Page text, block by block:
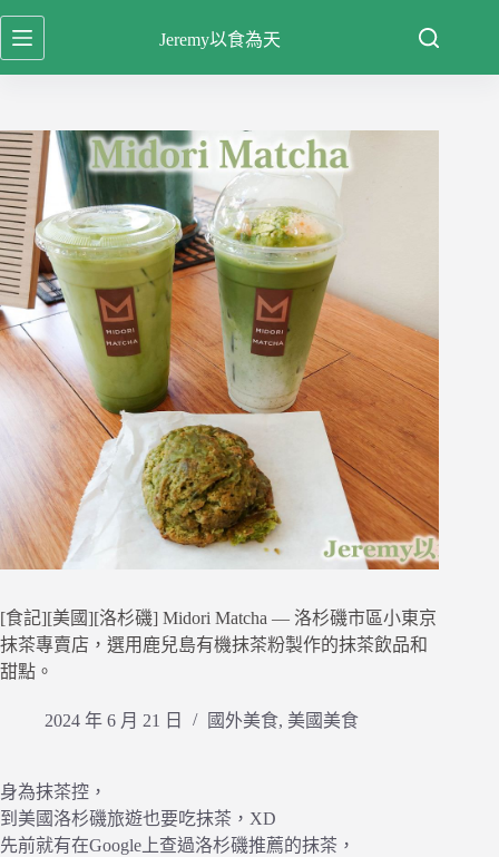
跳
至
容
Jeremy以食為天
[食記][美國][洛杉磯] Midori Matcha — 洛杉磯市區小東京
抹茶專賣店，選用鹿兒島有機抹茶粉製作的抹茶飲品和
甜點。
2024 年 6 月 21 日 國外美食, 美國美食
身為抹茶控，
到美國洛杉磯旅遊也要吃抹茶，XD
先前就有在Google上查過洛杉磯推薦的抹茶，